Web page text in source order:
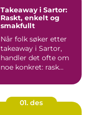
Takeaway i Sartor:
Raskt, enkelt og
smakfullt
Når folk søker etter
takeaway i Sartor,
handler det ofte om
noe konkret: rask
01. des